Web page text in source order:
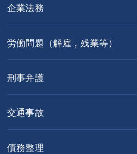
企業法務
労働問題（解雇，残業等）
刑事弁護
交通事故
債務整理